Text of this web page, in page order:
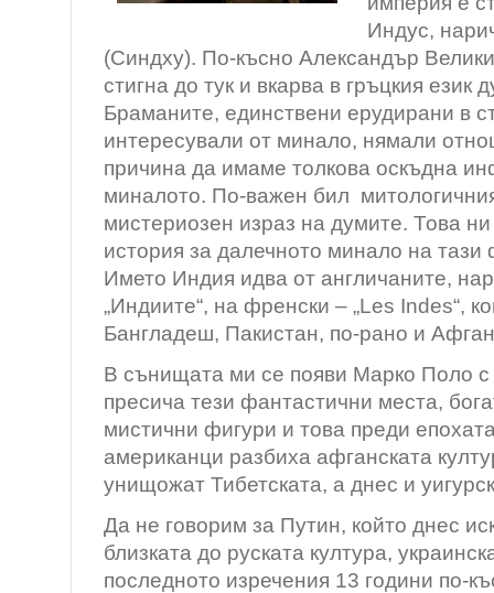
Индус,
(Синдху). По-късно Александър
стигна до тук и вкарва в гръцкия език
Браманите, единствени ерудирани в
интересували от минало, нямали
причина да имаме толкова оскъдна
миналото. По-важен бил
мистериозен израз на думите. Това
история за далечното минало на тази
Името Индия идва от англичаните,
„Индиите“, на френски – „Les Indes“,
Бангладеш, Пакистан, по-рано и
В сънищата ми се появи Марко Поло
пресича тези фантастични места,
мистични фигури и това преди
американци разбиха афганската
унищожат Тибетската, а днес и
Да не говорим за Путин, който днес
близката до руската култура,
последното изречения 13 години по-